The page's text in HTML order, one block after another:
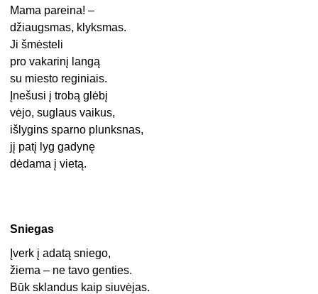
Mama pareina! –
džiaugsmas, klyksmas.
Ji šmėsteli
pro vakarinį langą
su miesto reginiais.
Įnešusi į trobą glėbį
vėjo, suglaus vaikus,
išlygins sparno plunksnas,
jį patį lyg gadynę
dėdama į vietą.
Sniegas
Įverk į adatą sniego,
žiema – ne tavo genties.
Būk sklandus kaip siuvėjas.